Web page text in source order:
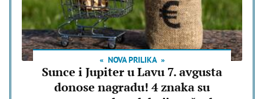
NOVA PRILIKA
Sunce i Jupiter u Lavu 7. avgusta
donose nagradu! 4 znaka su